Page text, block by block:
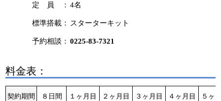
定 員 ： 4名
標準搭載： スターターキット
予約相談： 0225-83-7321
料金表：
契約期間 ８日間 １ヶ月目 ２ヶ月目 ３ヶ月目 ４ヶ月目 ５ヶ